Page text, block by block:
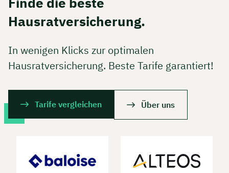
Hausratversicherung.
In wenigen Klicks zur optimalen
Hausratversicherung. Beste Tarife garantiert!
Tarife vergleichen Über uns